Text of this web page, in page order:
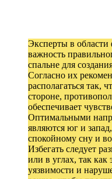
Эксперты в
важность
спальне для
Согласно их
располагаться так,
стороне,
обеспечивает
Оптимальными
являются юг и
спокойному сну и
Избегать следует
или в углах, так как
уязвимости и